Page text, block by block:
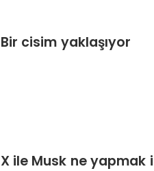
Bir cisim yaklaşıyor
X ile Musk ne yapmak